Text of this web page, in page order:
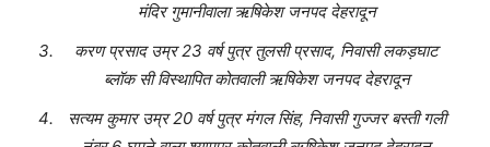
मंदिर गुमानीवाला ऋषिकेश जनपद देहरादून
करण प्रसाद उम्र 23 वर्ष पुत्र तुलसी प्रसाद, निवासी लकड़घाट
ब्लॉक सी विस्थापित कोतवाली ऋषिकेश जनपद देहरादून
सत्यम कुमार उम्र 20 वर्ष पुत्र मंगल सिंह, निवासी गुज्जर बस्ती गली